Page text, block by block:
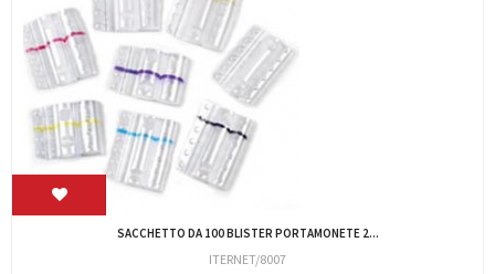
SACCHETTO DA 100 BLISTER PORTAMONETE 2...
ITERNET/8007